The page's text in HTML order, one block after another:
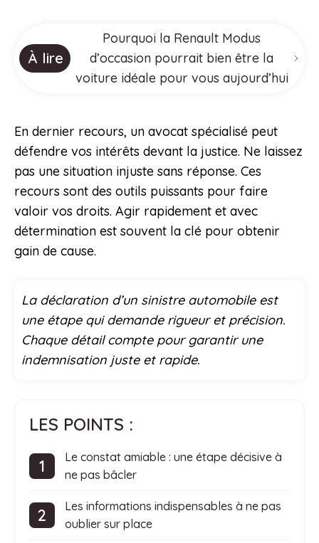
À lire
Pourquoi la Renault Modus
d’occasion pourrait bien être la
voiture idéale pour vous aujourd’hui
En dernier recours, un avocat spécialisé peut
défendre vos intérêts devant la justice. Ne laissez
pas une situation injuste sans réponse. Ces
recours sont des outils puissants pour faire
valoir vos droits. Agir rapidement et avec
détermination est souvent la clé pour obtenir
gain de cause.
La déclaration d’un sinistre automobile est
une étape qui demande rigueur et précision.
Chaque détail compte pour garantir une
indemnisation juste et rapide.
LES POINTS :
Le constat amiable : une étape décisive à
ne pas bâcler
Les informations indispensables à ne pas
oublier sur place